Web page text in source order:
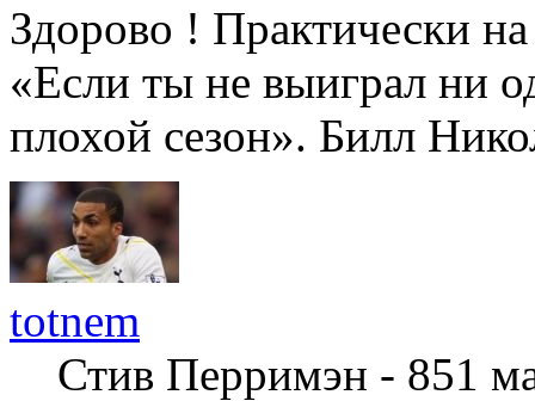
Здорово ! Практически
«Если ты не выиграл ни
плохой сезон». Билл
totnem
Стив Перримэн - 851